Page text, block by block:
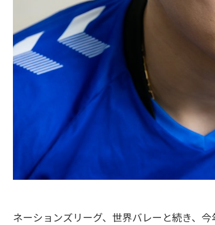
ネーションズリーグ、世界バレーと続き、